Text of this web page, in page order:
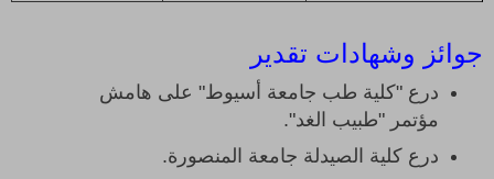
جوائز وشهادات تقدير
درع "كلية طب جامعة أسيوط" على هامش
مؤتمر "طبيب الغد".
درع كلية الصيدلة جامعة المنصورة.